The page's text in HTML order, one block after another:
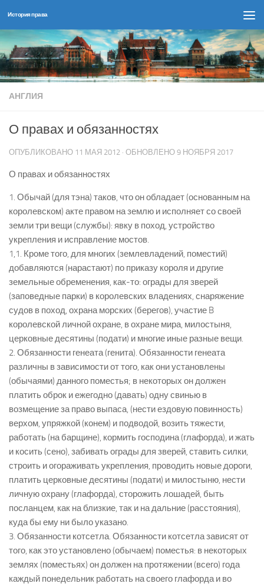
Перейти к содержимому
История права
АНГЛИЯ
О правах и обязанностях
ОПУБЛИКОВАНО 11 МАЯ 2012 · ОБНОВЛЕНО 9 НОЯБРЯ 2017
О правах и обязанностях
1. Обычай (для тэна) таков, что он обладает (основанным на
королевском) акте правом на землю и исполняет со своей
земли три вещи (службы): явку в поход, устройство
укрепления и исправление мостов.
1,1. Кроме того, для многих (землевладений, поместий)
добавляются (нарастают) по приказу короля и другие
земельные обременения, как-то: ограды для зверей
(заповедные парки) в королевских владениях, снаряжение
судов в поход, охрана морских (берегов), участие B
королевской личной охране, в охране мира, милостыня,
церковные десятины (подати) и многие иные разные вещи.
2. Обязанности генеата (генита). Обязанности генеата
различны в зависимости от того, как они установлены
(обычаями) данного поместья; в некоторых он должен
платить оброк и ежегодно (давать) одну свинью в
возмещение за право выпаса, (нести ездовую повинность)
верхом, упряжкой (конем) и подводой, возить тяжести,
работать (на барщине), кормить господина (глафорда), и жать
и косить (сено), забивать ограды для зверей, ставить силки,
строить и огораживать укрепления, проводить новые дороги,
платить церковные десятины (подати) и милостыню, нести
личную охрану (глафорда), сторожить лошадей, быть
посланцем, как на близкие, так и на дальние (расстояния),
куда бы ему ни было указано.
3. Обязанности котсетла. Обязанности котсетла зависят от
того, как это установлено (обычаем) поместья: в некоторых
землях (поместьях) он должен на протяжении (всего) года
каждый понедельник работать на своего глафорда и во